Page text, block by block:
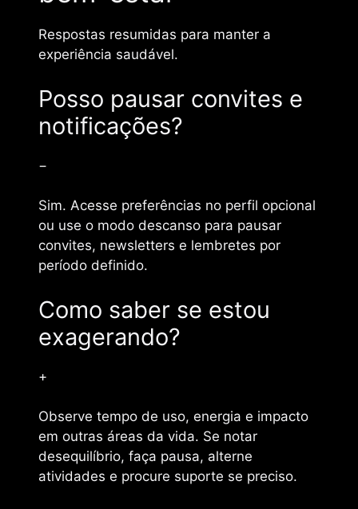
Respostas resumidas para manter a
experiência saudável.
Posso pausar convites e
notificações?
−
Sim. Acesse preferências no perfil opcional
ou use o modo descanso para pausar
convites, newsletters e lembretes por
período definido.
Como saber se estou
exagerando?
+
Observe tempo de uso, energia e impacto
em outras áreas da vida. Se notar
desequilíbrio, faça pausa, alterne
atividades e procure suporte se preciso.